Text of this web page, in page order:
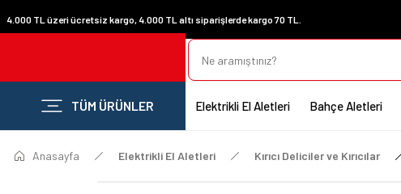
4.000 TL üzeri ücretsiz kargo, 4.000 TL altı siparişlerde kargo 70 TL.
TÜM ÜRÜNLER Elektrikli El Aletleri Bahçe Aletleri
Anasayfa Elektrikli El Aletleri Kırıcı Deliciler ve Kırıcılar